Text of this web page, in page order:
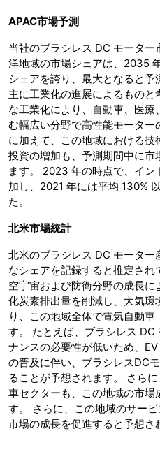
APAC市場予測
当社のブラシレス DC モータ
洋地域の市場シェアは、2035
シェアを誇り、最大となると
主に工業化の進展によるもの
な工業化により、自動車、医
む幅広い分野で高性能モータ
に加えて、この地域における
投資の増加も、予測期間中に
ます。 2023 年の時点で、イ
加し、2021 年には平均 130%
た。
北米市場統計
北米のブラシレス DC モータ
なシェアを記録すると推定さ
空宇宙および防衛分野の成長
化炭素排出量を削減し、大気環
り、この地域全体で電気自動
す。 たとえば、ブラシレス
ナンスの必要性が低いため、
の普及に伴い、ブラシレスDC
ることが予想されます。 さら
車セクターも、この地域の市場
す。 さらに、この地域のサー
市場の成長を促進すると予想さ